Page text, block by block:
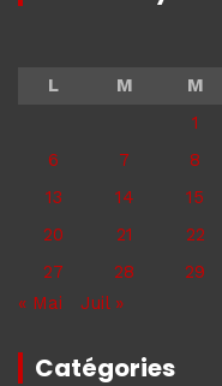
L
M M
1
6
7 8
13
14 15
20
21 22
27
28 29
« Mai
Juil »
Catégories